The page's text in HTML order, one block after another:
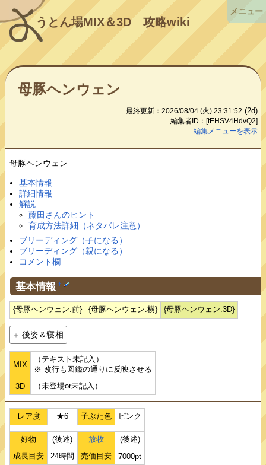
うとん場MIX＆3D攻略wiki
母豚ヘンウェン
最終更新：2026/08/04 (火) 23:31:52 (2d)
編集者ID：[tEHSV4HdvQ2]
編集メニューを表示
母豚ヘンウェン
基本情報
詳細情報
解説
藤田さんのヒント
育成方法詳細（ネタバレ注意）
ブリーディング（子になる）
ブリーディング（親になる）
コメント欄
基本情報 †
{母豚ヘンウェン:前} {母豚ヘンウェン:横} {母豚ヘンウェン:3D}
後姿＆寝相
MIX
（テキスト未記入）
※ 改行も図鑑の通りに反映させる
3D
（未登場or未記入）
レア度 ★6 子ぶた色 ピンク
好物 (後述) 放牧
(後述)
成長目安
24時間 売価目安 7000pt
メニュー